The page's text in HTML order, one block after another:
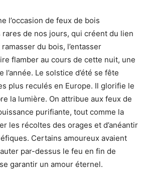
l’occasion de feux de bois
de nos jours, qui créent du lien
du bois, l’entasser
flamber au cours de cette nuit, une
Le solstice d’été se fête
plus reculés en Europe. Il glorifie le
la lumière. On attribue aux feux de
purifiante, tout comme la
les récoltes des orages et d’anéantir
Certains amoureux avaient
par-dessus le feu en fin de
garantir un amour éternel.